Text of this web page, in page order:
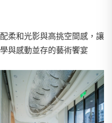
柔和光影與高挑空間感，讓
與感動並存的藝術饗宴